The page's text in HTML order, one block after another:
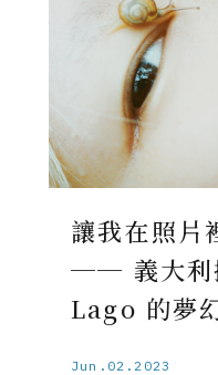
讓我在照片
── 義大利
Lago 的夢
Jun.02.2023